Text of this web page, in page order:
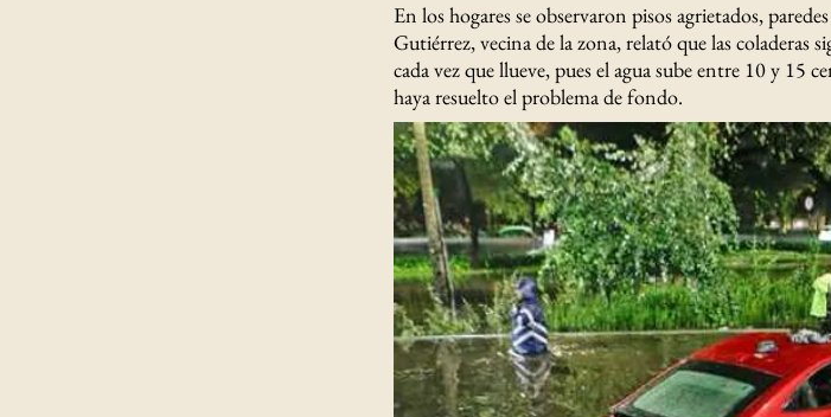
En los hogares se observaron pisos agrietados,
Gutiérrez, vecina de la zona, relató que las coladeras
cada vez que llueve, pues el agua sube entre 10 y 15
haya resuelto el problema de fondo.